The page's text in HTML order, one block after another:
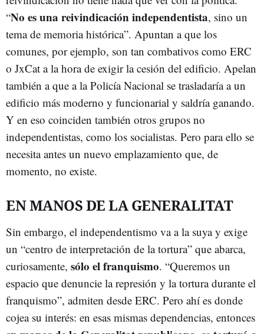
“No es una reivindicación independentista, sino un
tema de memoria histórica”. Apuntan a que los
comunes, por ejemplo, son tan combativos como ERC
o JxCat a la hora de exigir la cesión del edificio. Apelan
también a que a la Policía Nacional se trasladaría a un
edificio más moderno y funcionarial y saldría ganando.
Y en eso coinciden también otros grupos no
independentistas, como los socialistas. Pero para ello se
necesita antes un nuevo emplazamiento que, de
momento, no existe.
EN MANOS DE LA GENERALITAT
Sin embargo, el independentismo va a la suya y exige
un “centro de interpretación de la tortura” que abarca,
curiosamente, sólo el franquismo. “Queremos un
espacio que denuncie la represión y la tortura durante el
franquismo”, admiten desde ERC. Pero ahí es donde
cojea su interés: en esas mismas dependencias, entonces